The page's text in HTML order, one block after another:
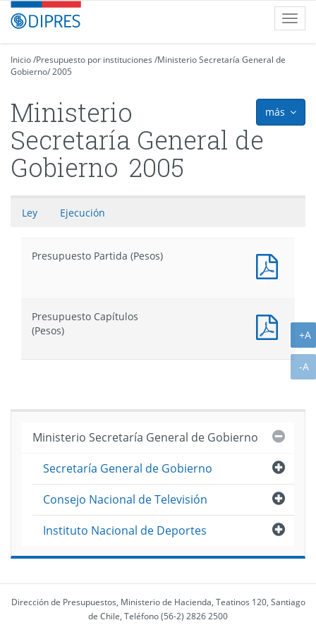
Contenido
principalDIPRES
-
de
Presupuestos
Inicio/Presupuesto por instituciones /Ministerio Secretaría General de
Gobierno/2005
más
Ministerio
Secretaría General de
Gobierno 2005
Ley Ejecución
Presupuesto Partida (Pesos)
(Pesos)
Presupuesto Capítulos
(Pesos)
(Pesos)
Ministerio Secretaría General de Gobierno
Abrir
Secretaría General de Gobierno
Abrir
Consejo Nacional de Televisión
Abrir
Instituto Nacional de Deportes
Dirección de Presupuestos, Ministerio de Hacienda, Teatinos 120, Santiago
de Chile, Teléfono (56-2) 2826 2500
+A
-A